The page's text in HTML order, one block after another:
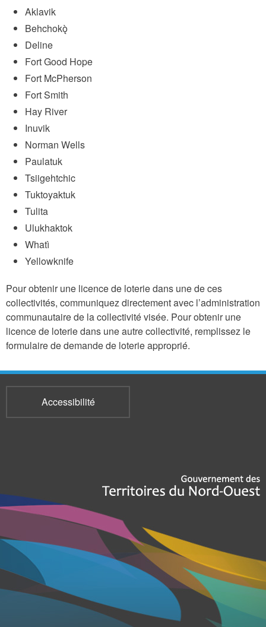
Aklavik
Behchokǫ̀
Deline
Fort Good Hope
Fort McPherson
Fort Smith
Hay River
Inuvik
Norman Wells
Paulatuk
Tsiigehtchic
Tuktoyaktuk
Tulita
Ulukhaktok
Whatì
Yellowknife
Pour obtenir une licence de loterie dans une de ces
collectivités, communiquez directement avec l’administration
communautaire de la collectivité visée. Pour obtenir une
licence de loterie dans une autre collectivité, remplissez le
formulaire de demande de loterie approprié.
Accessibilité